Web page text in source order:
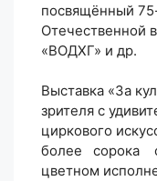
посвящённый
Отечественной
«ВОДХГ» и др.
Выставка «За
зрителя с
циркового
более сорока
цветном